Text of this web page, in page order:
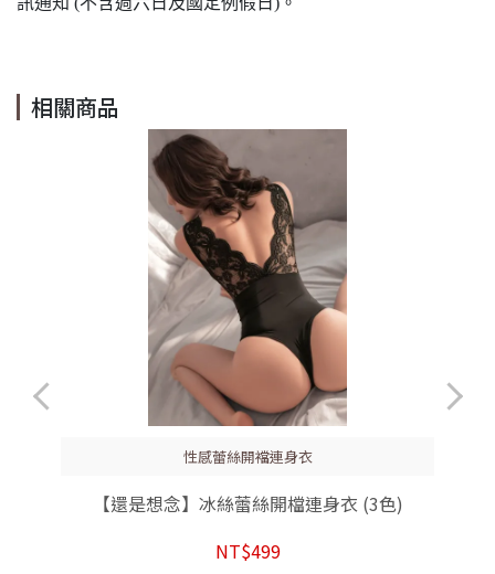
相關商品
性感蕾絲開襠連身衣
【還是想念】冰絲蕾絲開檔連身衣 (3色)
NT$499